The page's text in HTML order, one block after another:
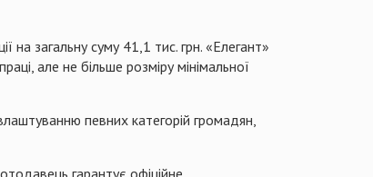
загальну суму 41,1 тис. грн. «Елегант»
але не більше розміру мінімальної
певних категорій громадян,
гарантує офіційне